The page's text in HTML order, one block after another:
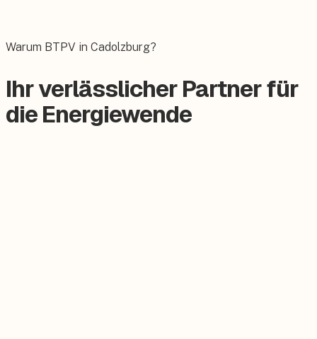
Warum BTPV in Cadolzburg?
Ihr verlässlicher Partner für
die Energiewende